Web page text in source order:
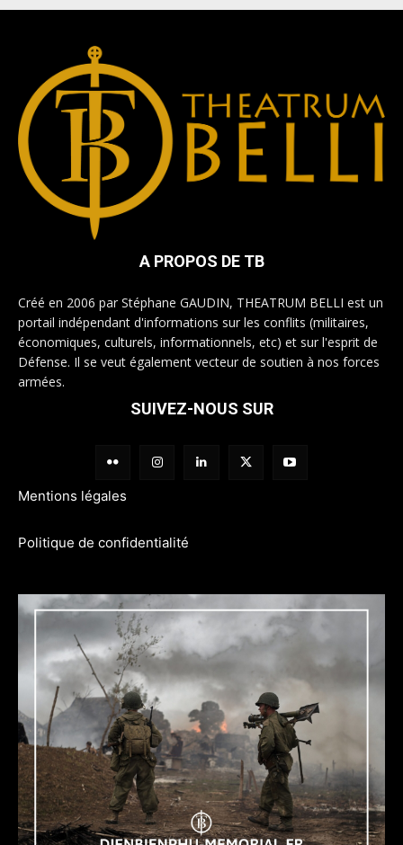
A PROPOS DE TB
Créé en 2006 par Stéphane GAUDIN, THEATRUM BELLI est un
portail indépendant d'informations sur les conflits (militaires,
économiques, culturels, informationnels, etc) et sur l'esprit de
Défense. Il se veut également vecteur de soutien à nos forces
armées.
SUIVEZ-NOUS SUR
Mentions légales
Politique de confidentialité